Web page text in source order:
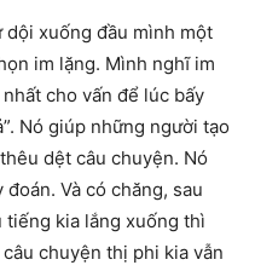
xuống đầu mình một
im lặng. Mình nghĩ im
cho vấn để lúc bấy
Nó giúp những người tạo
dệt câu chuyện. Nó
Và có chăng, sau
kia lắng xuống thì
chuyện thị phi kia vẫn